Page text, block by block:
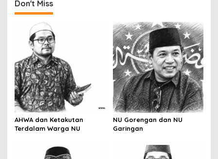
n
g
a
t
i
o
n
Don't Miss
AHWA dan Ketakutan
Terdalam Warga NU
NU Gorengan dan NU
Garingan